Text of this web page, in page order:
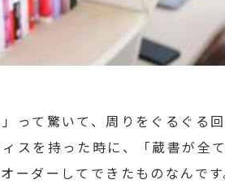
て驚いて、周りをぐるぐる
スを持った時に、「蔵書が全
ダーしてできたものなんで